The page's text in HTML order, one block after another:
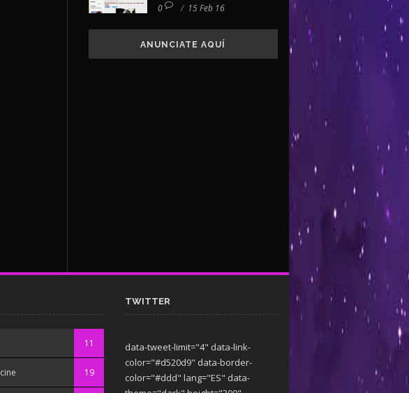
0 / 15 Feb 16
ANUNCIATE AQUÍ
11
19
TWITTER
data-tweet-limit="4" data-link-
color="#d520d9" data-border-
color="#ddd" lang="ES" data-